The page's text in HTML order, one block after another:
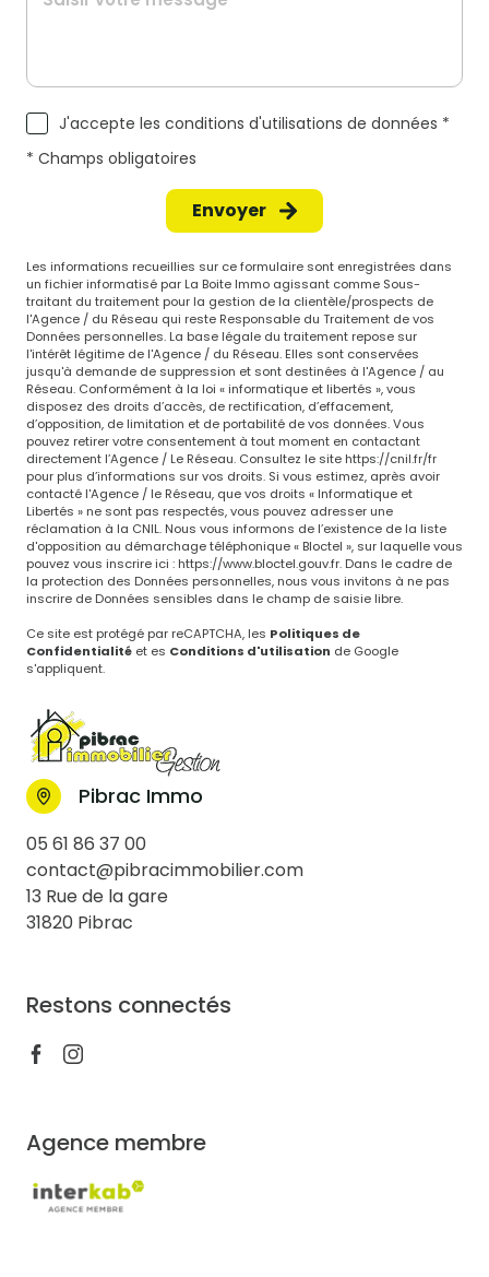
J'accepte les conditions d'utilisations de données *
* Champs obligatoires
Envoyer
Les informations recueillies sur ce formulaire sont enregistrées dans
un fichier informatisé par La Boite Immo agissant comme Sous-
traitant du traitement pour la gestion de la clientèle/prospects de
l'Agence / du Réseau qui reste Responsable du Traitement de vos
Données personnelles. La base légale du traitement repose sur
l'intérêt légitime de l'Agence / du Réseau. Elles sont conservées
jusqu'à demande de suppression et sont destinées à l'Agence / au
Réseau. Conformément à la loi « informatique et libertés », vous
disposez des droits d’accès, de rectification, d’effacement,
d’opposition, de limitation et de portabilité de vos données. Vous
pouvez retirer votre consentement à tout moment en contactant
directement l’Agence / Le Réseau. Consultez le site https://cnil.fr/fr
pour plus d’informations sur vos droits. Si vous estimez, après avoir
contacté l'Agence / le Réseau, que vos droits « Informatique et
Libertés » ne sont pas respectés, vous pouvez adresser une
réclamation à la CNIL. Nous vous informons de l’existence de la liste
d'opposition au démarchage téléphonique « Bloctel », sur laquelle vous
pouvez vous inscrire ici : https://www.bloctel.gouv.fr. Dans le cadre de
la protection des Données personnelles, nous vous invitons à ne pas
inscrire de Données sensibles dans le champ de saisie libre.
Ce site est protégé par reCAPTCHA, les Politiques de
Confidentialité et es Conditions d'utilisation de Google
s'appliquent.
Pibrac Immo
05 61 86 37 00
contact@pibracimmobilier.com
13 Rue de la gare
31820 Pibrac
Restons connectés
Agence membre